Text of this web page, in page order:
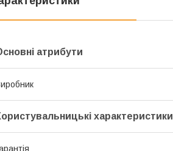
атрибути
характеристики